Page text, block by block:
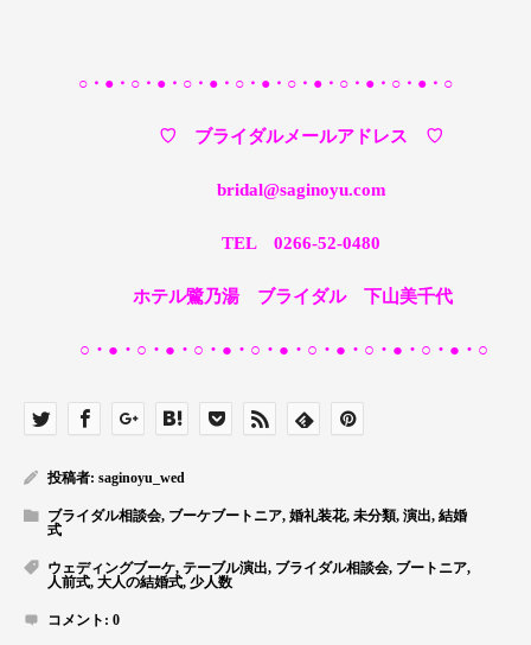
○・●・○・●・○・●・○・●・○・●・○・●・○・●・○
♡ ブライダルメールアドレス ♡
bridal@saginoyu.com
TEL 0266-52-0480
ホテル鷺乃湯 ブライダル 下山美千代
○・●・○・●・○・●・○・●・○・●・○・●・○・●・○
投稿者: saginoyu_wed
ブライダル相談会, ブーケブートニア, 婚礼装花, 未分類, 演出, 結婚
式
ウェディングブーケ, テーブル演出, ブライダル相談会, ブートニア,
人前式, 大人の結婚式, 少人数
コメント: 0